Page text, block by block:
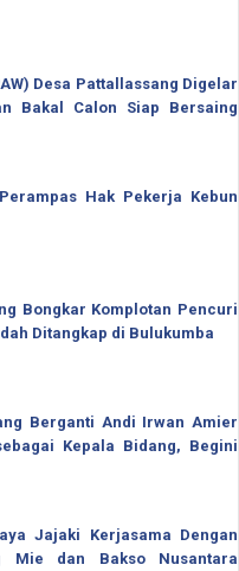
Desa Pattallassang Digelar
Bakal Calon Siap Bersaing
Hak Pekerja Kebun
Bongkar Komplotan Pencuri
Ditangkap di Bulukumba
Berganti Andi Irwan Amier
Kepala Bidang, Begini
Jajaki Kerjasama Dengan
Mie dan Bakso Nusantara